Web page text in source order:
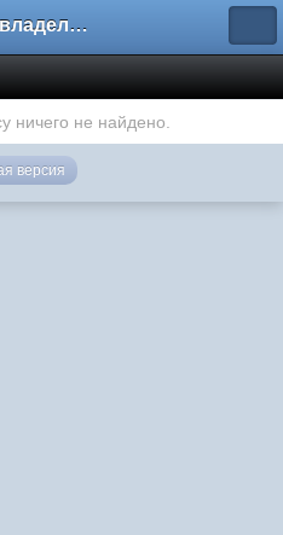
Форум владельцев интернет-магазинов
ничего не найдено.
версия